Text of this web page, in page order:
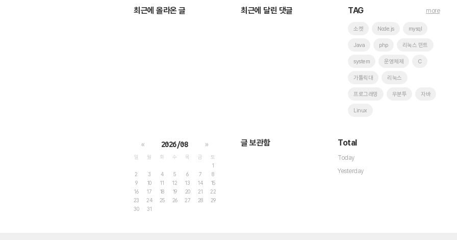
최근에 올라온 글 최근에 달린 댓글 TAG
소켓 Node.js mysql
Java php 리눅스 민트
system 운영체제 C
가톨릭대 리눅스
프로그래밍 우분투 자바
Linux
more
« 2026/08 »
일 월 화 수 목 금
토
1
2
3 4 5 6 7
8
9
10 11 12 13 14
15
16
17 18 19 20 21
22
23
24 25 26 27 28
29
30
31
글 보관함 Total
Today
Yesterday